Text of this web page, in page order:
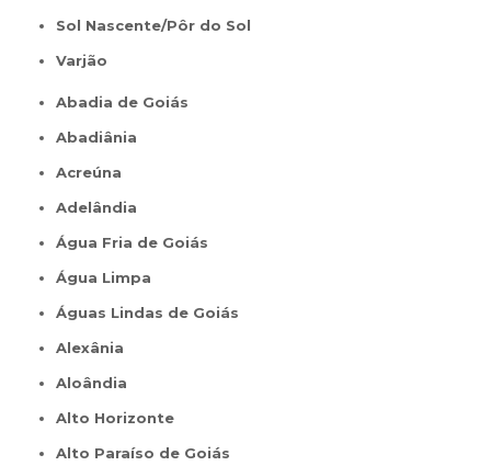
Sol Nascente/Pôr do Sol
Varjão
Abadia de Goiás
Abadiânia
Acreúna
Adelândia
Água Fria de Goiás
Água Limpa
Águas Lindas de Goiás
Alexânia
Aloândia
Alto Horizonte
Alto Paraíso de Goiás